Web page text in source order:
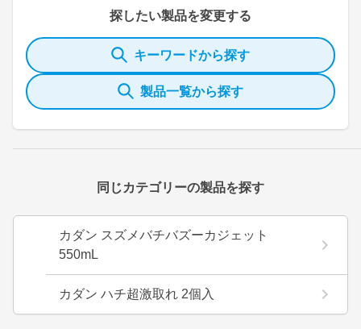
探したい製品を変更する
キーワードから探す
製品一覧から探す
同じカテゴリーの製品を探す
カダン スズメバチバズーカジェット
550mL
カダン ハチ超激取れ 2個入